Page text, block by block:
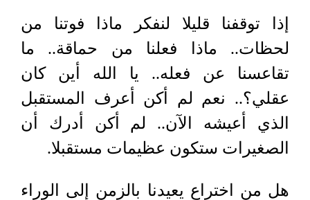
إذا توقفنا قليلا لنفكر ماذا فوتنا من
لحظات.. ماذا فعلنا من حماقة.. ما
تقاعسنا عن فعله.. يا الله أين كان
عقلي؟.. نعم لم أكن أعرف المستقبل
الذي أعيشه الآن.. لم أكن أدرك أن
الصغيرات ستكون عظيمات مستقبلا.
هل من اختراع يعيدنا بالزمن إلى الوراء